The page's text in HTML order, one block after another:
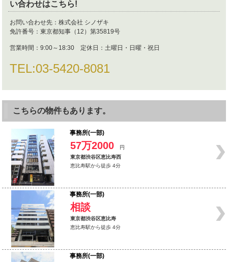
い合わせはこちら!
お問い合わせ先： 株式会社 シノザキ
免許番号： 東京都知事（12）第35819号
営業時間： 9:00～18:30 定休日：土曜日・日曜・祝日
TEL:03-5420-8081
こちらの物件もあります。
事務所(一部)
57万2000
円
東京都渋谷区恵比寿西
恵比寿駅から徒歩 4分
事務所(一部)
相談
東京都渋谷区恵比寿
恵比寿駅から徒歩 4分
事務所(一部)